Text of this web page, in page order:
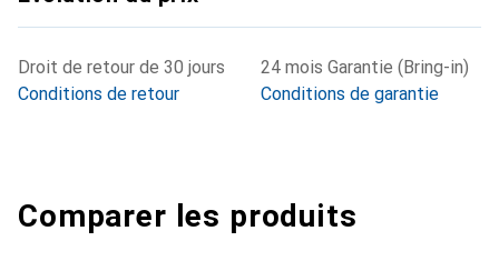
Droit de retour de 30 jours
Conditions de retour
24 mois Garantie (Bring-in)
Conditions de garantie
Comparer les produits